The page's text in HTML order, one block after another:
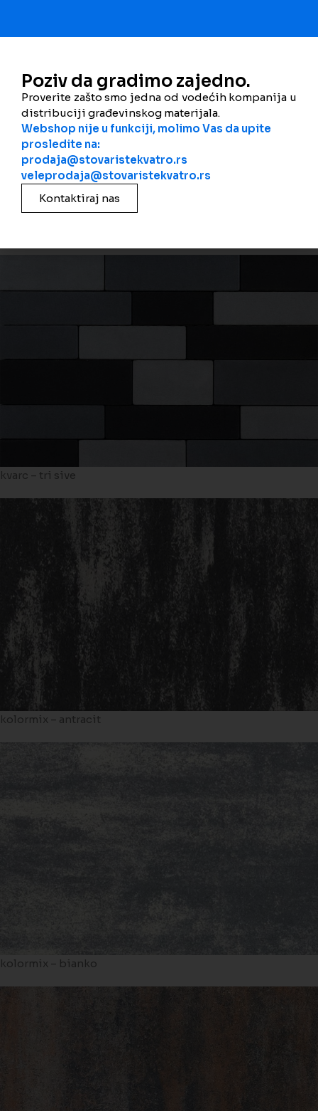
kvarc – tri sive
kolormix – antracit
kolormix – bianko
Poziv da gradimo zajedno.
Proverite zašto smo jedna od vodećih kompanija u
distribuciji građevinskog materijala.
Webshop nije u funkciji, molimo Vas da upite
prosledite na:
prodaja@stovaristekvatro.rs
veleprodaja@stovaristekvatro.rs
Kontaktiraj nas